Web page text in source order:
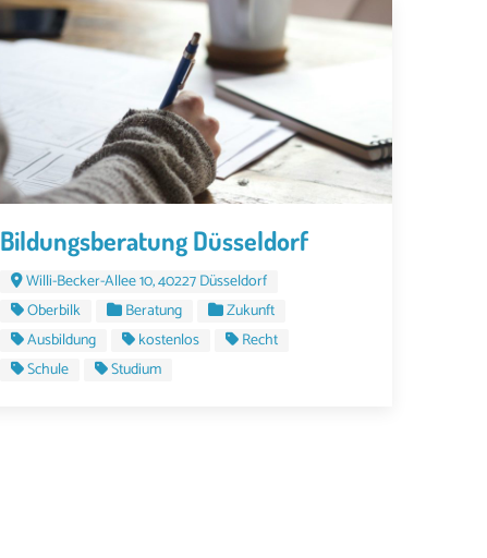
Bildungsberatung Düsseldorf
Willi-Becker-Allee 10, 40227 Düsseldorf
Oberbilk
Beratung
Zukunft
Ausbildung
kostenlos
Recht
Schule
Studium